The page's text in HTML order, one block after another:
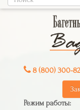
8 (800) 300-
Режим работы: